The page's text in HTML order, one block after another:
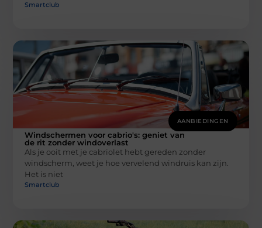
Smartclub
AANBIEDINGEN
Windschermen voor cabrio's: geniet van
de rit zonder windoverlast
Als je ooit met je cabriolet hebt gereden zonder
windscherm, weet je hoe vervelend windruis kan zijn.
Het is niet
Smartclub